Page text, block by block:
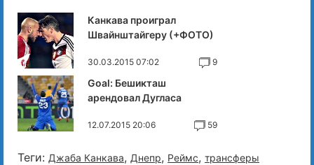
Канкава проиграл
Швайнштайгеру (+ФОТО)
30.03.2015 07:02 9
Goal: Бешикташ
арендовал Дугласа
12.07.2015 20:06 59
Теги: Джаба Канкава, Днепр, Реймс, трансферы